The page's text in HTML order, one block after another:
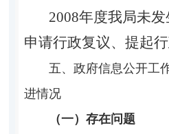
2008年度我局未
申请行政复议、提起行
五、政府信息公开工
进情况
（一）存在问题